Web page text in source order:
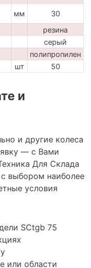
мм
30
резина
серый
полипропилен
шт 50
и
и другие колеса
— с Вами
Для Склада
выбором наиболее
условия
SCtgb 75
или области